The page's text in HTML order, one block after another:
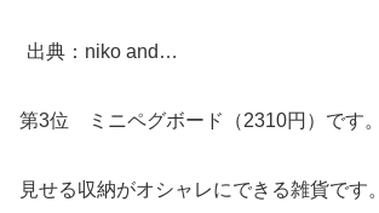
出典：niko and…
第3位 ミニペグボード（2310円）です。
見せる収納がオシャレにできる雑貨です。